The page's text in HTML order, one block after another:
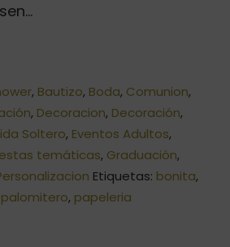
, Bautizo, Boda, Comunion,
, Decoracion, Decoración,
Soltero, Eventos Adultos,
temáticas, Graduación,
Etiquetas: bonita,
palomitero, papeleria